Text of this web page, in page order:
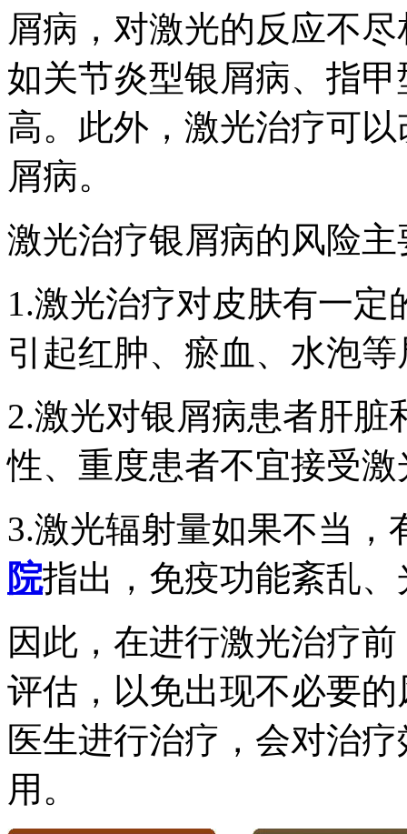
屑病，对激光的反应不
如关节炎型银屑病、指
高。此外，激光治疗可
屑病。
激光治疗银屑病的风险
1.激光治疗对皮肤有一
引起红肿、瘀血、水泡
2.激光对银屑病患者肝脏
性、重度患者不宜接受激
3.激光辐射量如果不当，
院指出，免疫功能紊乱
因此，在进行激光治疗
评估，以免出现不必要
医生进行治疗，会对治
用。